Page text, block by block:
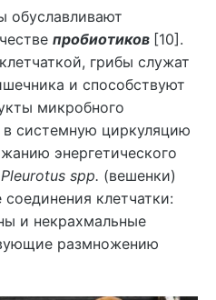
обуславливают
пробиотиков [10].
грибы служат
и способствуют
микробного
системную циркуляцию
энергетического
Pleurotus spp. (вешенки)
клетчатки:
и некрахмальные
размножению